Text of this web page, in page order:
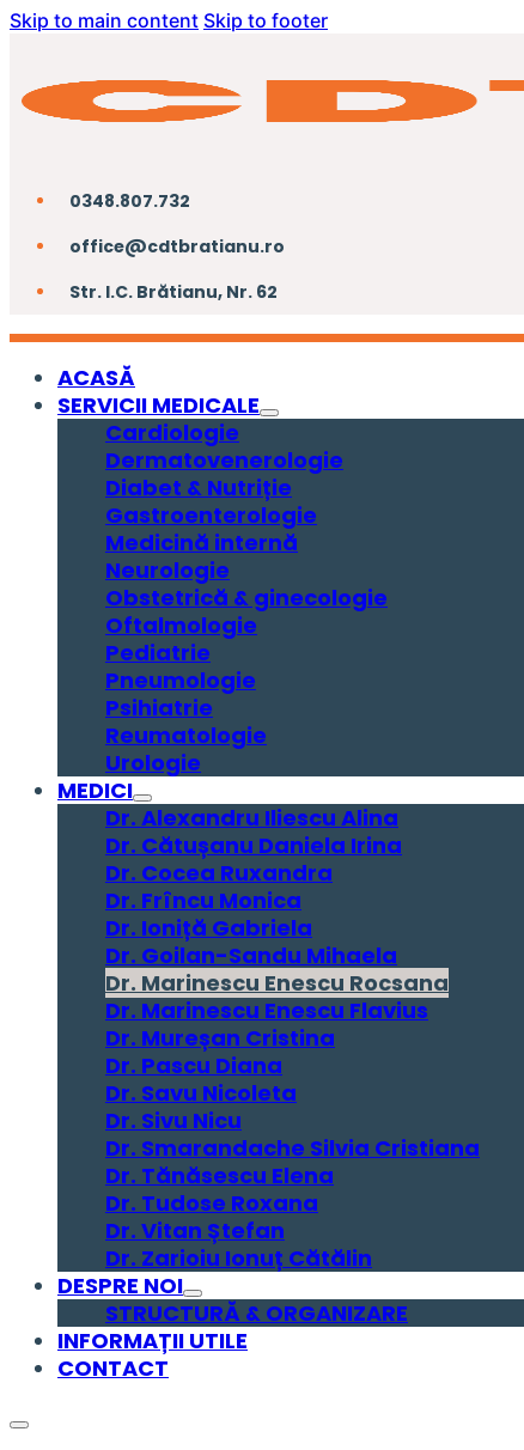
Skip to main content Skip to footer
0348.807.732
office@cdtbratianu.ro
Str. I.C. Brătianu, Nr. 62
ACASĂ
SERVICII MEDICALE
Cardiologie
Dermatovenerologie
Diabet & Nutriție
Gastroenterologie
Medicină internă
Neurologie
Obstetrică & ginecologie
Oftalmologie
Pediatrie
Pneumologie
Psihiatrie
Reumatologie
Urologie
MEDICI
Dr. Alexandru Iliescu Alina
Dr. Cătușanu Daniela Irina
Dr. Cocea Ruxandra
Dr. Frîncu Monica
Dr. Ioniță Gabriela
Dr. Goilan-Sandu Mihaela
Dr. Marinescu Enescu Rocsana
Dr. Marinescu Enescu Flavius
Dr. Mureșan Cristina
Dr. Pascu Diana
Dr. Savu Nicoleta
Dr. Sivu Nicu
Dr. Smarandache Silvia Cristiana
Dr. Tănăsescu Elena
Dr. Tudose Roxana
Dr. Vitan Ștefan
Dr. Zarioiu Ionuț Cătălin
DESPRE NOI
STRUCTURĂ & ORGANIZARE
INFORMAȚII UTILE
CONTACT